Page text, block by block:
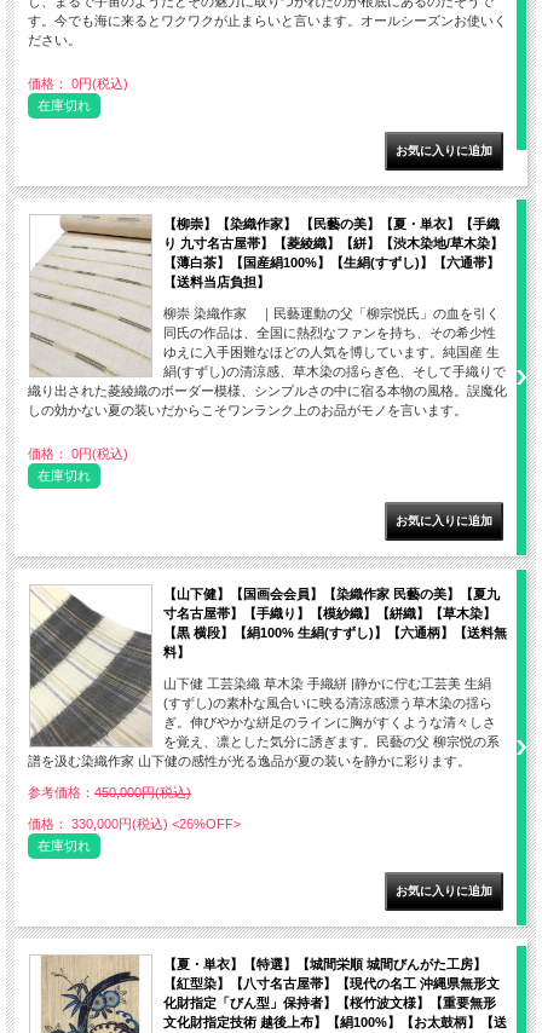
す。今でも海に来るとワクワクが止まらいと言います。オールシーズンお使いく
ださい。
価格： 0円(税込)
在庫切れ
【柳崇】【染織作家】 【民藝の美】【夏・単衣】【手織
り 九寸名古屋帯】【菱綾織】【絣】【渋木染地/草木染】
【薄白茶】【国産絹100%】【生絹(すずし)】【六通帯】
【送料当店負担】
柳崇 染織作家 ｜民藝運動の父「柳宗悦氏」の血を引く
同氏の作品は、全国に熱烈なファンを持ち、その希少性
ゆえに入手困難なほどの人気を博しています。純国産 生
絹(すずし)の清涼感、草木染の揺らぎ色、そして手織りで
織り出された菱綾織のボーダー模様、シンプルさの中に宿る本物の風格。誤魔化
しの効かない夏の装いだからこそワンランク上のお品がモノを言います。
価格： 0円(税込)
在庫切れ
【山下健】【国画会会員】【染織作家 民藝の美】【夏九
寸名古屋帯】【手織り】【模紗織】【絣織】【草木染】
【黒 横段】【絹100% 生絹(すずし)】【六通柄】【送料無
料】
山下健 工芸染織 草木染 手織絣 |静かに佇む工芸美 生絹
(すずし)の素朴な風合いに映る清涼感漂う草木染の揺ら
ぎ。伸びやかな絣足のラインに胸がすくような清々しさ
を覚え、凛とした気分に誘ぎます。民藝の父 柳宗悦の系
譜を汲む染織作家 山下健の感性が光る逸品が夏の装いを静かに彩ります。
参考価格： 450,000円(税込)
価格： 330,000円(税込) <26%OFF>
在庫切れ
【夏・単衣】【特選】【城間栄順 城間びんがた工房】
【紅型染】【八寸名古屋帯】【現代の名工 沖縄県無形文
化財指定「びん型」保持者】【桜竹波文様】【重要無形
文化財指定技術 越後上布】【絹100%】【お太鼓柄】【送